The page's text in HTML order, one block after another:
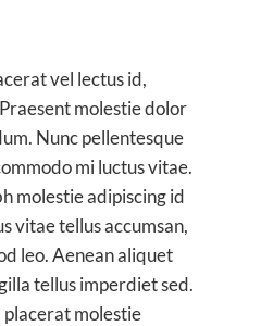
vel lectus id,
molestie dolor
Nunc pellentesque
mi luctus vitae.
molestie adipiscing id
vitae tellus accumsan,
leo. Aenean aliquet
tellus imperdiet sed.
placerat molestie